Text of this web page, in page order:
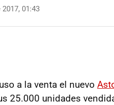
01:43
a la venta el nuevo
25.000 unidades